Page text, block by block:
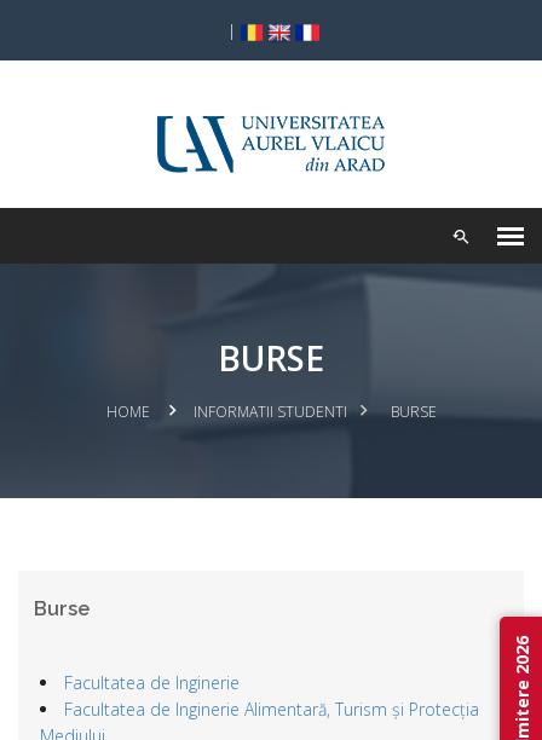
|
BURSE
HOME INFORMATII STUDENTI BURSE
Burse
Facultatea de Inginerie
Facultatea de Inginerie Alimentară, Turism și Protecția
Admitere 2026